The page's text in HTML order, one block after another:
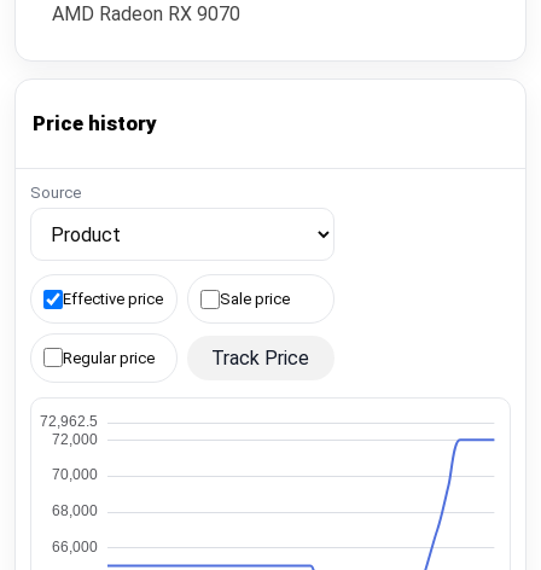
AMD Radeon RX 9070
Price history
Source
Effective price Sale price
Regular price Track Price